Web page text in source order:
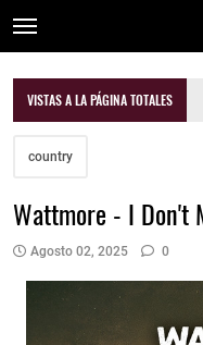
VISTAS A LA PÁGINA TOTALES
country
Wattmore - I Don't
Agosto 02, 2025 0